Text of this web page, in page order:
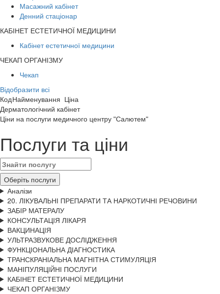
Масажний кабінет
Денний стаціонар
КАБІНЕТ ЕСТЕТИЧНОЇ МЕДИЦИНИ
Кабінет естетичної медицини
ЧЕКАП ОРГАНІЗМУ
Чекап
Відобразити всі
КодНайменування Ціна
Дерматологічний кабінет
Цiни на послуги медичного центру "Салютем"
Послуги та ціни
Оберіть послуги
Аналізи
20. ЛІКУВАЛЬНІ ПРЕПАРАТИ ТА НАРКОТИЧНІ РЕЧОВИНИ
ЗАБІР МАТЕРАЛУ
КОНСУЛЬТАЦІЯ ЛІКАРЯ
ВАКЦИНАЦІЯ
УЛЬТРАЗВУКОВЕ ДОСЛІДЖЕННЯ
ФУНКЦІОНАЛЬНА ДІАГНОСТИКА
ТРАНСКРАНІАЛЬНА МАГНІТНА СТИМУЛЯЦІЯ
МАНІПУЛЯЦІЙНІ ПОСЛУГИ
КАБІНЕТ ЕСТЕТИЧНОЇ МЕДИЦИНИ
ЧЕКАП ОРГАНІЗМУ